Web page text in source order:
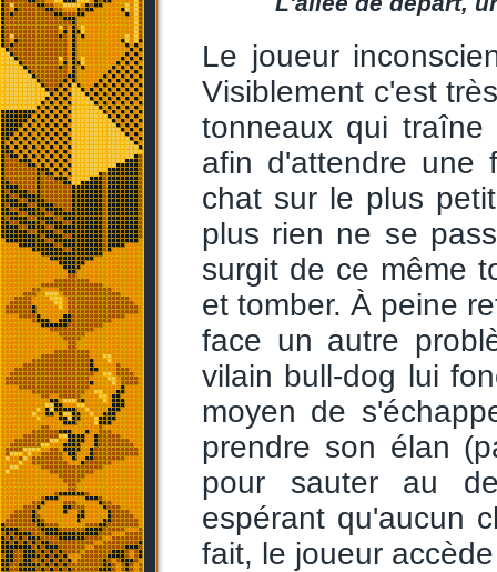
Le joueur
Visiblement c'est
tonneaux qui
afin d'attendre une
chat sur le plus
plus rien ne se
surgit de ce même
et tomber. À peine
face un autre
vilain bull-dog lui
moyen de
prendre son élan
pour sauter au
espérant qu'aucun
fait, le joueur